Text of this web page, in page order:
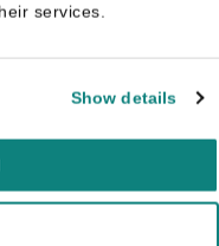
services.
Show details